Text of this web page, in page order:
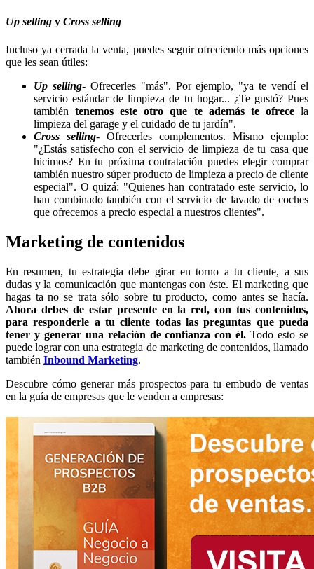
Up selling y Cross selling
Incluso ya cerrada la venta, puedes seguir ofreciendo más opciones
que les sean útiles:
Up selling- Ofrecerles "más". Por ejemplo, "ya te vendí el
servicio estándar de limpieza de tu hogar... ¿Te gustó? Pues
tambiéntenemos este otro que te además te ofrecela
limpieza del garage y el cuidado de tu jardín".
Cross selling- Ofrecerles complementos. Mismo ejemplo:
"¿Estás satisfecho con el servicio de limpieza de tu casa que
hicimos? En tu próxima contratación puedes elegir comprar
también nuestro súper producto de limpieza a precio de cliente
especial". O quizá: "Quienes han contratado este servicio, lo
han combinado también con el servicio de lavado de coches
que ofrecemos a precio especial a nuestros clientes".
Marketing de contenidos
En resumen, tu estrategia debe girar en torno a tu cliente, a sus
dudas y la comunicación que mantengas con éste. El marketing que
hagas ta no se trata sólo sobre tu producto, como antes se hacía.
Ahora debes de estar presente en la red, con tus contenidos,
para responderle a tu cliente todas las preguntas que pueda
tener y generar una relación de confianza con él. Todo esto se
puede lograr con una estrategia de marketing de contenidos, llamado
también Inbound Marketing.
Descubre cómo generar más prospectos para tu embudo de ventas
en la guía de empresas que le venden a empresas: